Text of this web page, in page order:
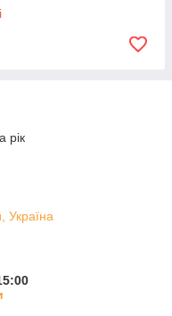
рік
Україна